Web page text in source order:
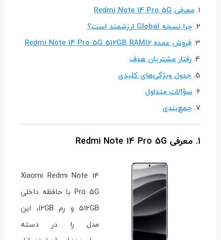
1. معرفی Redmi Note 14 Pro 5G
2. چرا نسخه Global ارزشمند است؟
3. فروش عمده Redmi Note 14 Pro 5G 512GB RAM12
4. رفتار مشتریان هدف
5. جدول ویژگی‌های کلیدی
6. سؤالات متداول
7. جمع‌بندی
1. معرفی Redmi Note 14 Pro 5G
Xiaomi Redmi Note 14
Pro 5G با حافظه داخلی
512GB و رم 12GB، این
مدل را در دسته